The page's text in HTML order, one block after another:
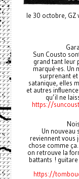
le 30 octobre, GZ
Sun Cousto
grand tant leur
marqué-es. Un
surprenant
satanique, elles
et autres
qu’il ne
https://
Un nouveau
reviennent vous
chose comme
on retrouve la
battants !
https://